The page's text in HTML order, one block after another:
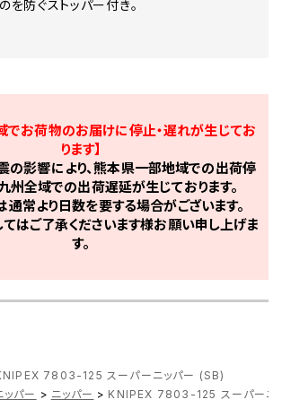
を防ぐストッパー付き。
でお荷物のお届けに停止・遅れが生じてお
ります】
の影響により、熊本県一部地域での出荷停
州全域での出荷遅延が生じております。
通常より日数を要する場合がございます。
はご了承くださいます様お願い申し上げま
す。
7803-125 スーパーニッパー (SB)
パー > ニッパー > KNIPEX 7803-125 スーパーニ